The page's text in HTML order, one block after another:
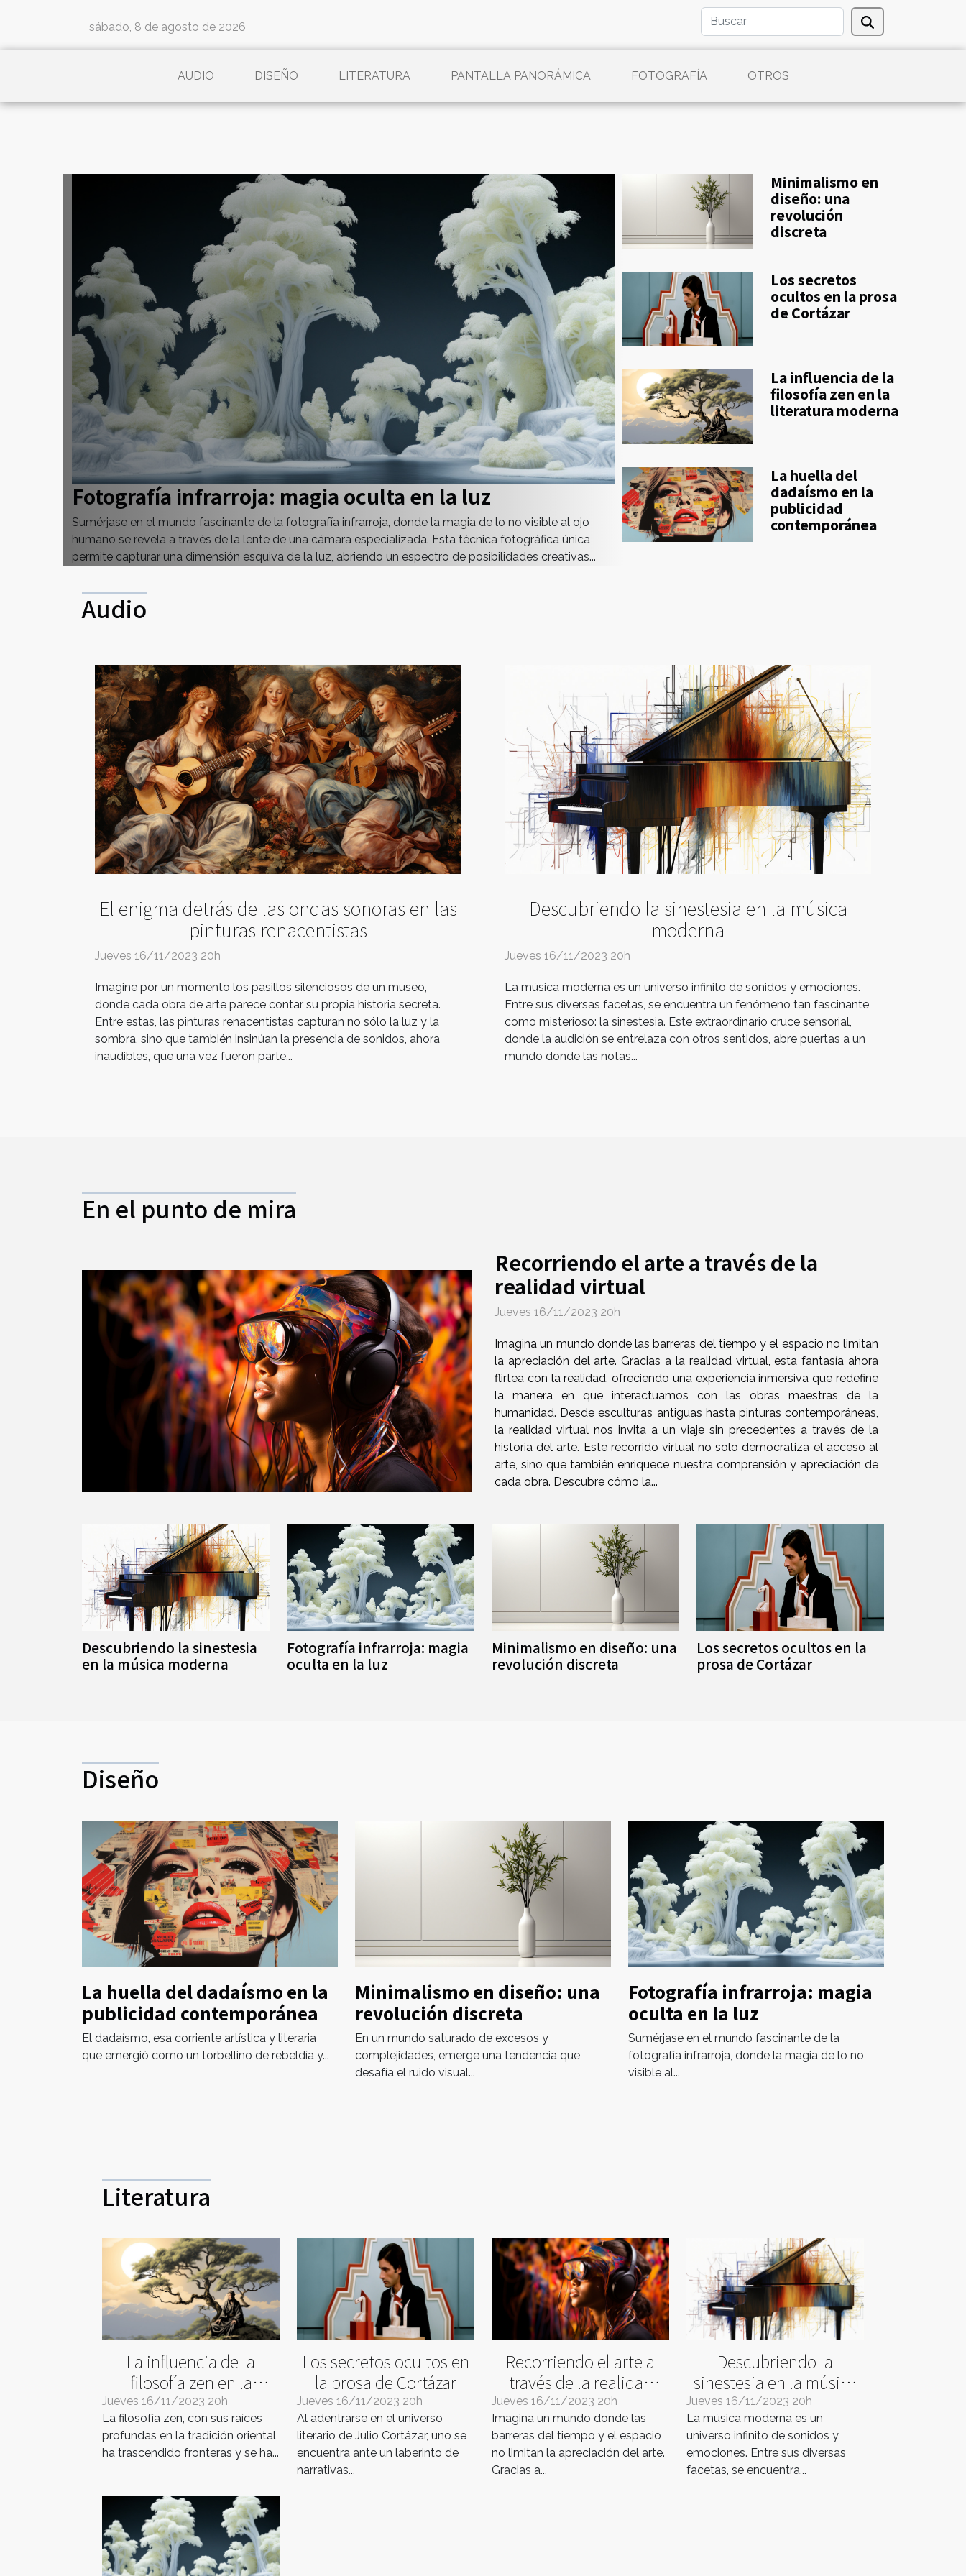
sábado, 8 de agosto de 2026
AUDIO DISEÑO LITERATURA PANTALLA PANORÁMICA FOTOGRAFÍA OTROS
Fotografía infrarroja: magia oculta en la luz
Sumérjase en el mundo fascinante de la fotografía infrarroja, donde la magia de lo no visible al ojo
humano se revela a través de la lente de una cámara especializada. Esta técnica fotográfica única
permite capturar una dimensión esquiva de la luz, abriendo un espectro de posibilidades creativas...
Minimalismo en
diseño: una
revolución
discreta
Los secretos
ocultos en la prosa
de Cortázar
La influencia de la
filosofía zen en la
literatura moderna
La huella del
dadaísmo en la
publicidad
contemporánea
Audio
El enigma detrás de las ondas sonoras en las
pinturas renacentistas
Jueves 16/11/2023 20h
Imagine por un momento los pasillos silenciosos de un museo,
donde cada obra de arte parece contar su propia historia secreta.
Entre estas, las pinturas renacentistas capturan no sólo la luz y la
sombra, sino que también insinúan la presencia de sonidos, ahora
inaudibles, que una vez fueron parte...
Descubriendo la sinestesia en la música
moderna
Jueves 16/11/2023 20h
La música moderna es un universo infinito de sonidos y emociones.
Entre sus diversas facetas, se encuentra un fenómeno tan fascinante
como misterioso: la sinestesia. Este extraordinario cruce sensorial,
donde la audición se entrelaza con otros sentidos, abre puertas a un
mundo donde las notas...
En el punto de mira
Recorriendo el arte a través de la
realidad virtual
Jueves 16/11/2023 20h
Imagina un mundo donde las barreras del tiempo y el espacio no limitan
la apreciación del arte. Gracias a la realidad virtual, esta fantasía ahora
flirtea con la realidad, ofreciendo una experiencia inmersiva que redefine
la manera en que interactuamos con las obras maestras de la
humanidad. Desde esculturas antiguas hasta pinturas contemporáneas,
la realidad virtual nos invita a un viaje sin precedentes a través de la
historia del arte. Este recorrido virtual no solo democratiza el acceso al
arte, sino que también enriquece nuestra comprensión y apreciación de
cada obra. Descubre cómo la...
Descubriendo la sinestesia
en la música moderna
Fotografía infrarroja: magia
oculta en la luz
Minimalismo en diseño: una
revolución discreta
Los secretos ocultos en la
prosa de Cortázar
Diseño
La huella del dadaísmo en la
publicidad contemporánea
El dadaísmo, esa corriente artística y literaria
que emergió como un torbellino de rebeldía y...
Minimalismo en diseño: una
revolución discreta
En un mundo saturado de excesos y
complejidades, emerge una tendencia que
desafía el ruido visual...
Fotografía infrarroja: magia
oculta en la luz
Sumérjase en el mundo fascinante de la
fotografía infrarroja, donde la magia de lo no
visible al...
Literatura
La influencia de la
filosofía zen en la
literatura moderna
Jueves 16/11/2023 20h
La filosofía zen, con sus raíces
profundas en la tradición oriental,
ha trascendido fronteras y se ha...
Los secretos ocultos en
la prosa de Cortázar
Jueves 16/11/2023 20h
Al adentrarse en el universo
literario de Julio Cortázar, uno se
encuentra ante un laberinto de
narrativas...
Recorriendo el arte a
través de la realidad
virtual
Jueves 16/11/2023 20h
Imagina un mundo donde las
barreras del tiempo y el espacio
no limitan la apreciación del arte.
Gracias a...
Descubriendo la
sinestesia en la música
moderna
Jueves 16/11/2023 20h
La música moderna es un
universo infinito de sonidos y
emociones. Entre sus diversas
facetas, se encuentra...